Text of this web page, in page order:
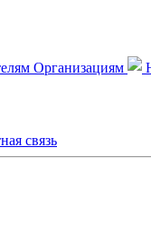
Организациям
связь